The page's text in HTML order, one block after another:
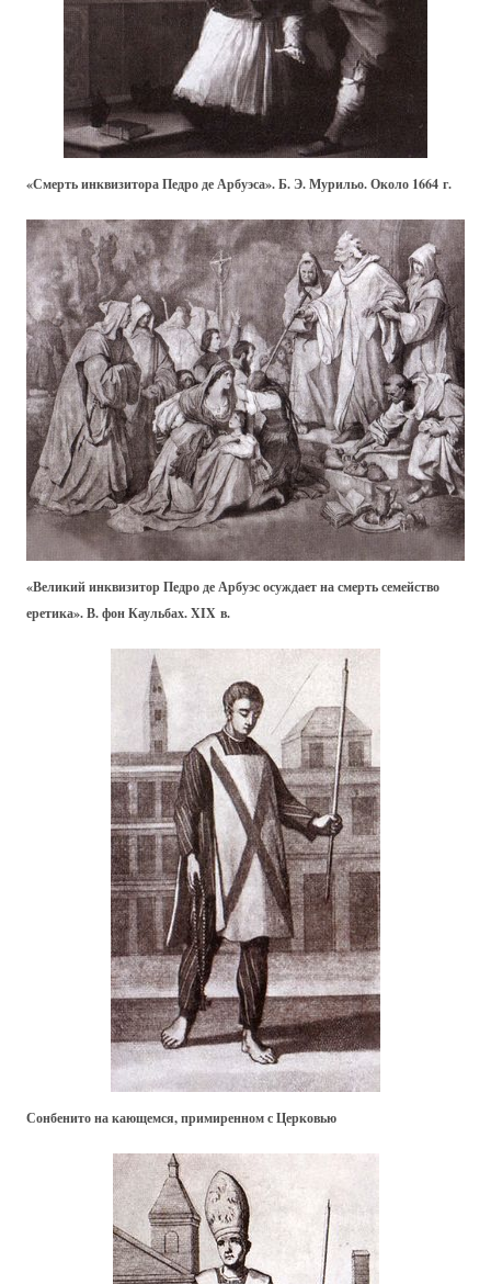
«Смерть инквизитора Педро де Арбуэса». Б. Э. Мурильо. Около 1664 г.
«Великий инквизитор Педро де Арбуэс осуждает на смерть семейство
еретика». В. фон Каульбах. XIX в.
Сонбенито на кающемся, примиренном с Церковью